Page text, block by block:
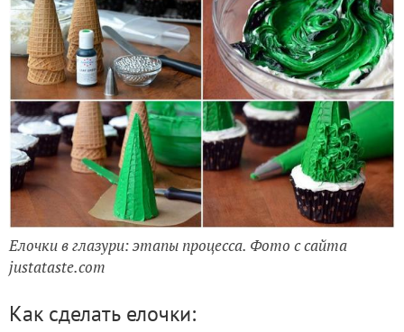
Елочки в глазури: этапы процесса. Фото с сайта
justataste.com
Как сделать елочки: